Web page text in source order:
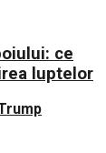
ce
luptelor